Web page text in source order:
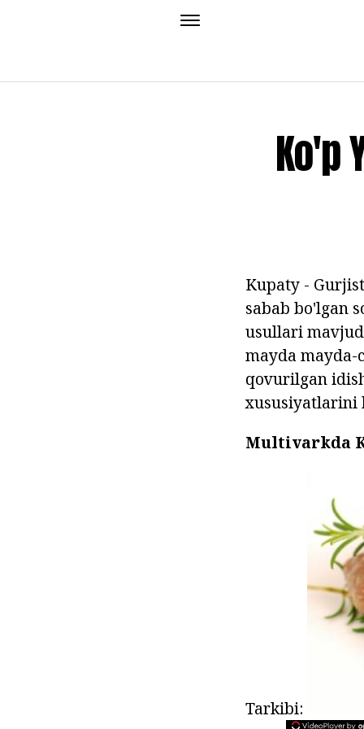
Ko'p
Kupaty -
sabab bo'lgan
usullari
mayda
qovurilgan
xususiyatlarini
Multivarkda
Tarkibi: